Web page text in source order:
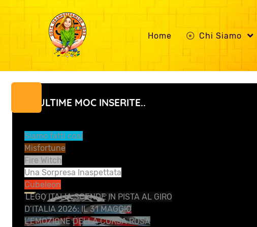
Home Chi Siamo
LE ULTIME MOC INSERITE..
Siamo fatti così
Misfortune
Fire Witch
Una Sorpresa Inaspettata
Cubeleon
LEGO ITALIA SCENDE IN PISTA AL GIRO
D’ITALIA 2026: IL 31 MAGGIO
L’EMOZIONE DELLA CORSA ROSA